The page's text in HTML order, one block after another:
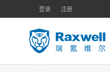
登录 注册